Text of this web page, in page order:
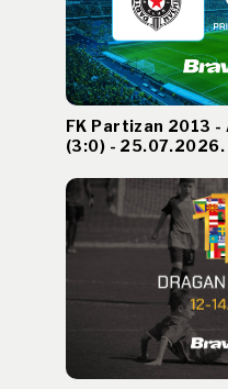
FK Partizan 2013 -
(3:0) - 25.07.2026.